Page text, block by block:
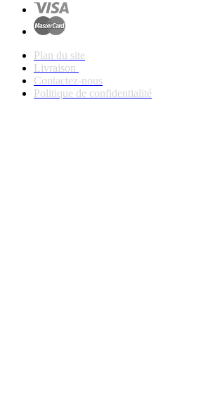
Plan du site
Livraison
Contactez-nous
Politique de confidentialité